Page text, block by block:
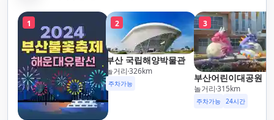
1 2
부산 국립해양박물관
놀거리 326km
주차가능
3
부산어린이대공원
놀거리 315km
주차가능 24시간